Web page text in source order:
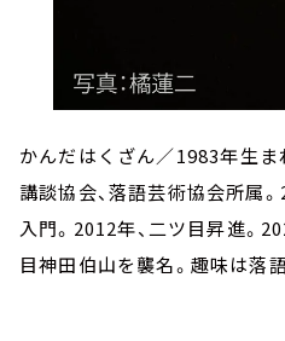
かんだはくざん／1983年生ま
講談協会、落語芸術協会所属
入門。2012年、二ツ目昇進。
目神田伯山を襲名。趣味は落